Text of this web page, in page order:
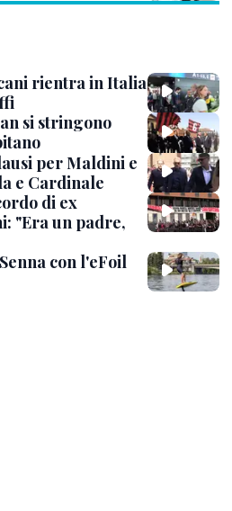
rientra in Italia
si stringono
per Maldini e
e Cardinale
di ex
"Era un padre,
con l'eFoil